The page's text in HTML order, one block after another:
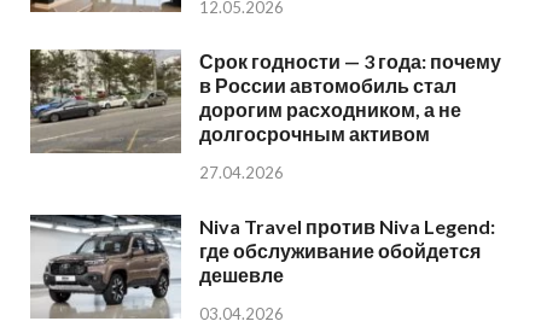
12.05.2026
Срок годности — 3 года: почему
в России автомобиль стал
дорогим расходником, а не
долгосрочным активом
27.04.2026
Niva Travel против Niva Legend:
где обслуживание обойдется
дешевле
03.04.2026